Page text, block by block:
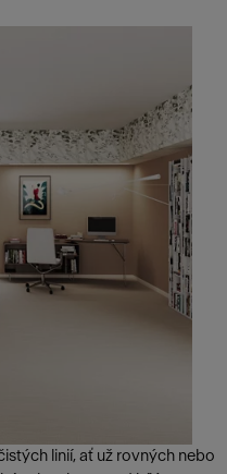
linií, ať už rovných nebo